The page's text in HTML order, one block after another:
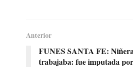
Anterior
FUNES SANTA FE:
trabajaba: fue imputada